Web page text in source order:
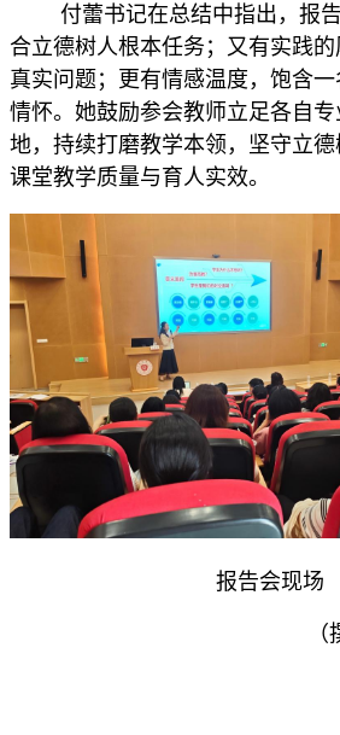
付蕾书记在总结中指出，报告
合立德树人根本任务；又有实践
真实问题；更有情感温度，饱含
情怀。她鼓励参会教师立足各自
地，持续打磨教学本领，坚守立
课堂教学质量与育人实效。
报告会现场